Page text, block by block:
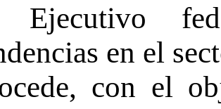
Ejecutivo
en el
con el